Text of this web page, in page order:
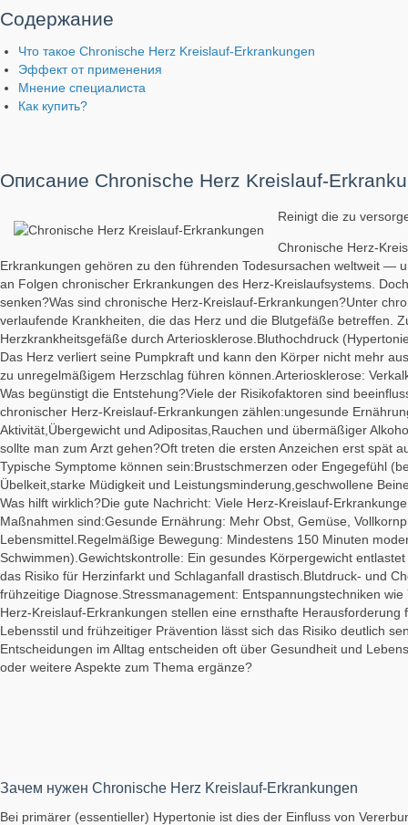
Содержание
Что такое Chronische Herz Kreislauf-Erkrankungen
Эффект от применения
Мнение специалиста
Как купить?
Описание Chronische Herz Kreislauf-
Reinigt die zu
Chronische Herz-
Erkrankungen gehören zu den führenden Todesursachen weltweit —
an Folgen chronischer Erkrankungen des Herz‑Kreislaufsystems.
senken?Was sind chronische Herz‑Kreislauf‑Erkrankungen?Unter
verlaufende Krankheiten, die das Herz und die Blutgefäße betreffen.
Herzkrankheitsgefäße durch Arteriosklerose.Bluthochdruck
Das Herz verliert seine Pumpkraft und kann den Körper nicht mehr
zu unregelmäßigem Herzschlag führen können.Arteriosklerose:
Was begünstigt die Entstehung?Viele der Risikofaktoren sind
chronischer Herz‑Kreislauf‑Erkrankungen zählen:ungesunde
Aktivität,Übergewicht und Adipositas,Rauchen und übermäßiger
sollte man zum Arzt gehen?Oft treten die ersten Anzeichen erst spät
Typische Symptome können sein:Brustschmerzen oder Engegefühl
Übelkeit,starke Müdigkeit und Leistungsminderung,geschwollene
Was hilft wirklich?Die gute Nachricht: Viele
Maßnahmen sind:Gesunde Ernährung: Mehr Obst, Gemüse,
Lebensmittel.Regelmäßige Bewegung: Mindestens 150 Minuten
Schwimmen).Gewichtskontrolle: Ein gesundes Körpergewicht
das Risiko für Herzinfarkt und Schlaganfall drastisch.Blutdruck- und
frühzeitige Diagnose.Stressmanagement: Entspannungstechniken
Herz‑Kreislauf‑Erkrankungen stellen eine ernsthafte
Lebensstil und frühzeitiger Prävention lässt sich das Risiko deutlich
Entscheidungen im Alltag entscheiden oft über Gesundheit und
oder weitere Aspekte zum Thema ergänze?
Зачем нужен Chronische Herz Kreislauf-Erkrankungen
Bei primärer (essentieller) Hypertonie ist dies der Einfluss von